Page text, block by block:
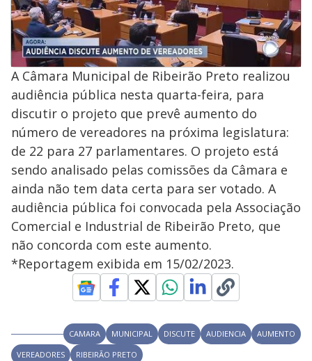
A Câmara Municipal de Ribeirão Preto realizou
audiência pública nesta quarta-feira, para
discutir o projeto que prevê aumento do
número de vereadores na próxima legislatura:
de 22 para 27 parlamentares. O projeto está
sendo analisado pelas comissões da Câmara e
ainda não tem data certa para ser votado. A
audiência pública foi convocada pela Associação
Comercial e Industrial de Ribeirão Preto, que
não concorda com este aumento.
*Reportagem exibida em 15/02/2023.
CAMARA MUNICIPAL DISCUTE AUDIENCIA
AUMENTO
VEREADORES
RIBEIRÃO PRETO